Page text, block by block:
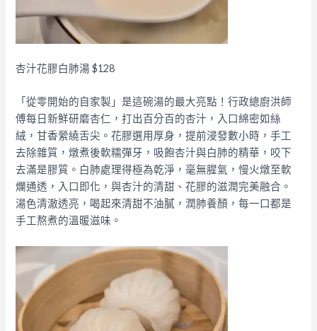
杏汁花膠白肺湯 $128​
「從零開始的自家製」是這碗湯的最大亮點！行政總廚洪師
傅每日新鮮研磨杏仁，打出百分百的杏汁，入口綿密如絲
絨，甘香縈繞舌尖。花膠選用厚身，提前浸發數小時，手工
去除雜質，燉煮後軟糯彈牙，吸飽杏汁與白肺的精華，咬下
去滿是膠質。白肺處理得極為乾淨，毫無腥氣，慢火燉至軟
爛通透，入口即化，與杏汁的清甜、花膠的滋潤完美融合。
湯色清澈透亮，喝起來清甜不油膩，潤肺養顏，每一口都是
手工熬煮的溫暖滋味。​